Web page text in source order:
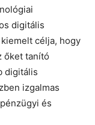
digitális
célja, hogy
őket tanító
digitális
izgalmas
és